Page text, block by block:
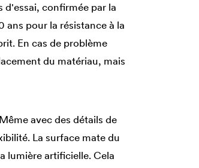
d'essai, confirmée par la
pour la résistance à la
En cas de problème
du matériau, mais
avec des détails de
La surface mate du
lumière artificielle. Cela